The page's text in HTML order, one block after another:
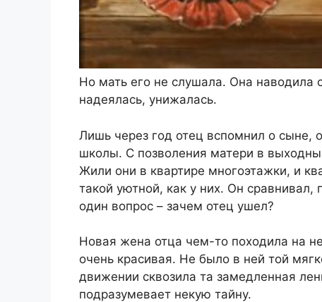
Но мать его не слушала. Она наводила
надеялась, унижалась.
Лишь через год отец вспомнил о сыне,
школы. С позволения матери в
Жили они в квартире многоэтажки, и
такой уютной, как у них. Он сравнивал,
один вопрос – зачем отец ушел?
Новая жена отца чем-то походила на
очень красивая. Не было в ней той
движении сквозила та замедленная
подразумевает некую тайну.